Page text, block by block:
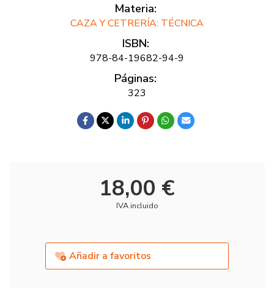
Materia:
CAZA Y CETRERÍA: TÉCNICA
ISBN:
978-84-19682-94-9
Páginas:
323
18,00 €
IVA incluido
Añadir a favoritos